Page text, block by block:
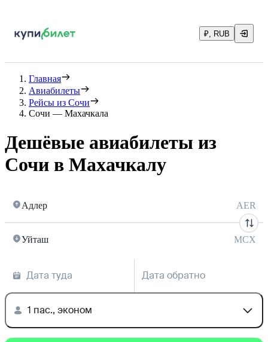
₽, RUB
Главная
Авиабилеты
Рейсы из Сочи
Сочи — Махачкала
Дешёвые авиабилеты из
Сочи в Махачкалу
Адлер AER
Уйташ MCX
Дата туда Дата обратно
1 пас., эконом